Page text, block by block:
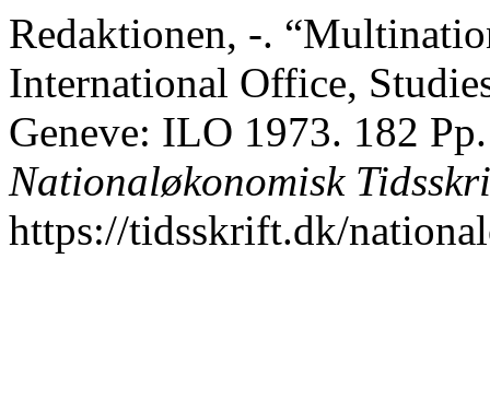
Redaktionen, -.
International Office,
Geneve: ILO 1973. 182
Nationaløkonomisk
https://tidsskrift.dk/